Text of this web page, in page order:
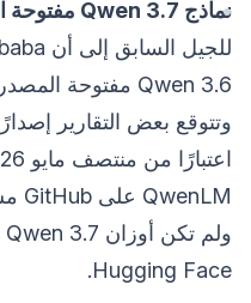
نماذج Qwen 3.7 مفتوحة المصدر.
Hugging Face.